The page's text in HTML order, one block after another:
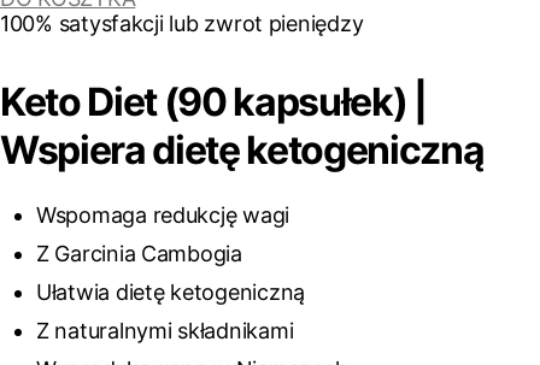
100% satysfakcji lub zwrot pieniędzy
Keto Diet (90 kapsułek) |
Wspiera dietę ketogeniczną
Wspomaga redukcję wagi
Z Garcinia Cambogia
Ułatwia dietę ketogeniczną
Z naturalnymi składnikami